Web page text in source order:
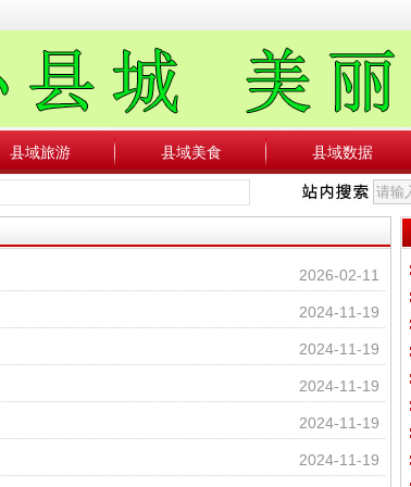
县域旅游 县域美食 县域数据
2026-02-11
2024-11-19
2024-11-19
2024-11-19
2024-11-19
2024-11-19